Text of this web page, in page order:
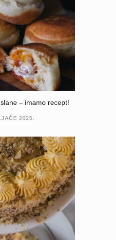
– imamo recept!
2025.